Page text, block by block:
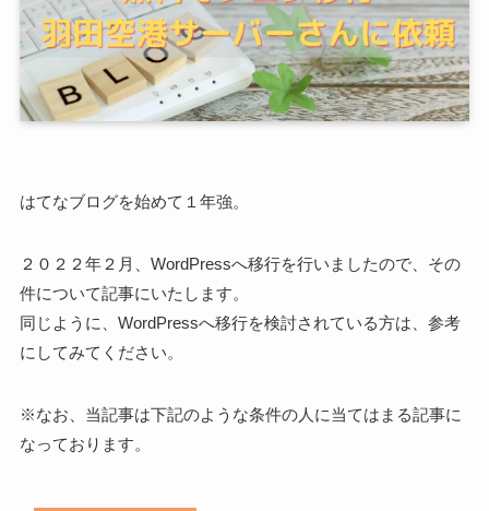
はてなブログを始めて１年強。
２０２２年２月、WordPressへ移行を行いましたので、その
件について記事にいたします。
同じように、WordPressへ移行を検討されている方は、参考
にしてみてください。
※なお、当記事は下記のような条件の人に当てはまる記事に
なっております。